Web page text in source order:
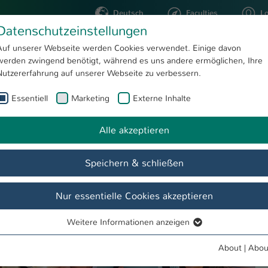
Deutsch Faculties
STUDYING
Firmenkontaktmesse
Zielgruppen Transferstrategie
unserer Webseite werden Cookies verwendet. Einige davon
zwingend benötigt, während es uns andere ermöglichen, Ihre
auf unserer Webseite zu verbessern.
Essentiell Marketing Externe Inhalte
Alle akzeptieren
Speichern & schließen
Nur essentielle Cookies akzeptieren
Essentielle Cookies werden für grundlegende Funktionen der
Weitere Informationen anzeigen
About |